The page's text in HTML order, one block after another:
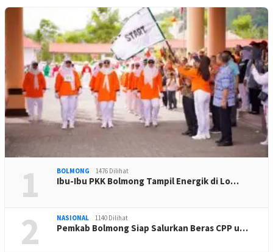
1 BOLMONG 1476 Dilihat
Ibu-Ibu PKK Bolmong Tampil Energik di Lo…
2 NASIONAL 1140 Dilihat
Pemkab Bolmong Siap Salurkan Beras CPP u…